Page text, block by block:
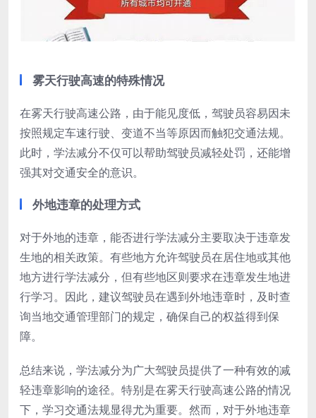
雾天行驶高速的特殊情况
在雾天行驶高速公路，由于能见度低，驾驶员容易因未
按照规定车速行驶、变道不当等原因而触犯交通法规。
此时，学法减分不仅可以帮助驾驶员减轻处罚，还能增
强其对交通安全的意识。
外地违章的处理方式
对于外地的违章，能否进行学法减分主要取决于违章发
生地的相关政策。有些地方允许驾驶员在居住地或其他
地方进行学法减分，但有些地区则要求在违章发生地进
行学习。因此，建议驾驶员在遇到外地违章时，及时查
询当地交通管理部门的规定，确保自己的权益得到保
障。
总结来说，学法减分为广大驾驶员提供了一种有效的减
轻违章影响的途径。特别是在雾天行驶高速公路的情况
下，学习交通法规显得尤为重要。然而，对于外地违章